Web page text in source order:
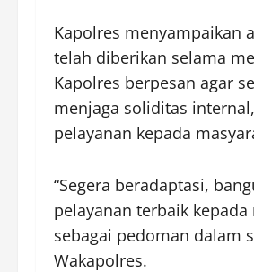
Kapolres menyampaikan
telah diberikan selama
Kapolres berpesan agar
menjaga soliditas
pelayanan kepada
“Segera beradaptasi,
pelayanan terbaik
sebagai pedoman dalam
Wakapolres.